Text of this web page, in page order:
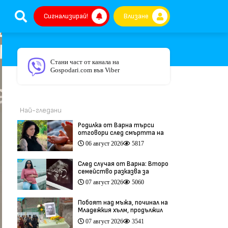
Сигнализирай! Влизане
Стани част от канала на
Gospodari.com във Viber
Най-гледани
Родилка от Варна търси
отговори след смъртта на
бебето ѝ дни преди секцио
(видео)
06 август 2026 5817
След случая от Варна: Второ
семейство разказва за
трагедия след бременност
при същия лекар (видео)
07 август 2026 5060
Побоят над мъжа, починал на
Младежкия хълм, продължил
повече от час (видео)
07 август 2026 3541